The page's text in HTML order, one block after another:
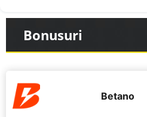
Bonusuri
Betano